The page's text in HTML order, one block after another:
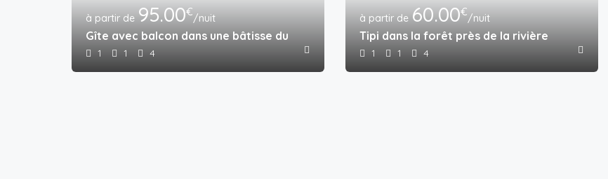
95.00€/nuit
Gîte avec balcon dans une bâtisse du 15ème siècle avec bain à remous
1 1 4
60.00€/nuit
Tipi dans la forêt près de la rivière
1 1 4